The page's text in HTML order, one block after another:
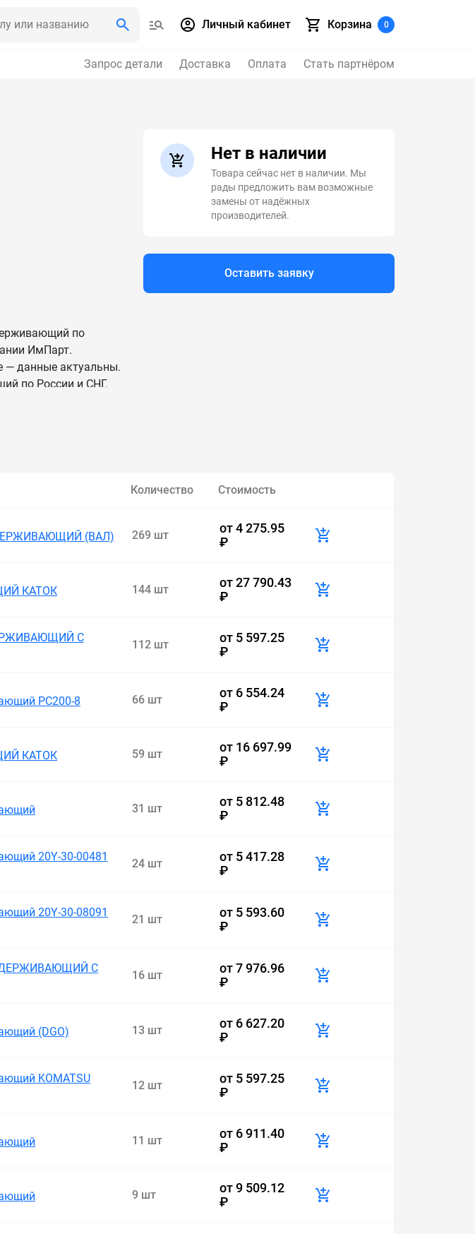
Личный кабинет Корзина 0
Запрос детали Доставка Оплата Стать партнёром
по
ИмПарт.
данные актуальны.
по России и СНГ.
Нет в наличии
Товара сейчас нет в наличии. Мы
рады предложить вам возможные
замены от надёжных
производителей.
Оставить заявку
Количество Стоимость
(ВАЛ) 269 шт от4 275.95
₽
КАТОК 144 шт от27 790.43
₽
С
112 шт от 5 597.25
₽
PC200-8 66 шт от 6 554.24
₽
КАТОК 59 шт от 16 697.99
₽
31 шт от 5 812.48
₽
20Y-30-00481
24 шт от 5 417.28
₽
20Y-30-08091
21 шт от 5 593.60
₽
С
16 шт от7 976.96
₽
(DGO) 13 шт от 6 627.20
₽
KOMATSU
12 шт от 5 597.25
₽
11 шт от 6 911.40
₽
9 шт от9 509.12
₽